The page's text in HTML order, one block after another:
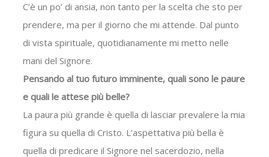
C’è un po’ di ansia, non tanto per la scelta che sto per
prendere, ma per il giorno che mi attende. Dal punto
di vista spirituale, quotidianamente mi metto nelle
mani del Signore.
Pensando al tuo futuro imminente, quali sono le paure
e quali le attese più belle?
La paura più grande è quella di lasciar prevalere la mia
figura su quella di Cristo. L’aspettativa più bella è
quella di predicare il Signore nel sacerdozio, nella